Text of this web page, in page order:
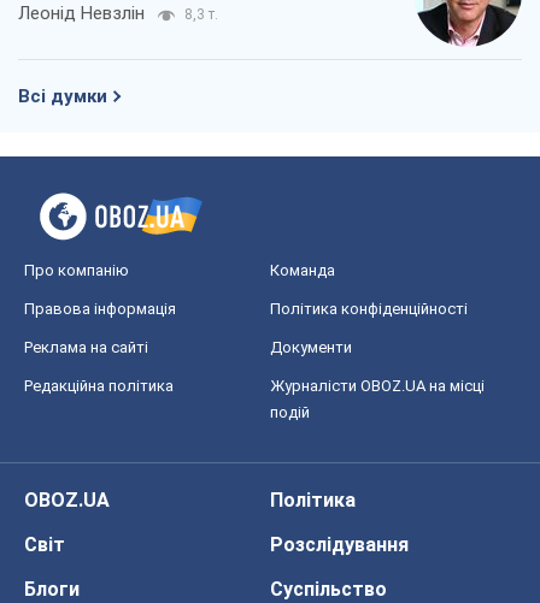
Леонід Невзлін 8,3 т.
Всі думки
Про компанію Команда
Правова інформація Політика конфіденційності
Реклама на сайті Документи
Редакційна політика
Журналісти OBOZ.UA на місці
подій
OBOZ.UA
Політика
Світ
Розслідування
Блоги
Суспільство